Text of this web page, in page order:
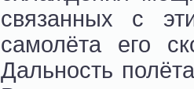
связанных с
самолёта его
Дальность